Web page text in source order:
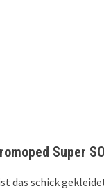
Super
das schick